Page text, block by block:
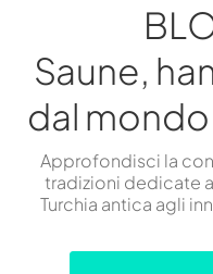
Saune,
dal
Approfondisci la
tradizioni dedicate
Turchia antica agli